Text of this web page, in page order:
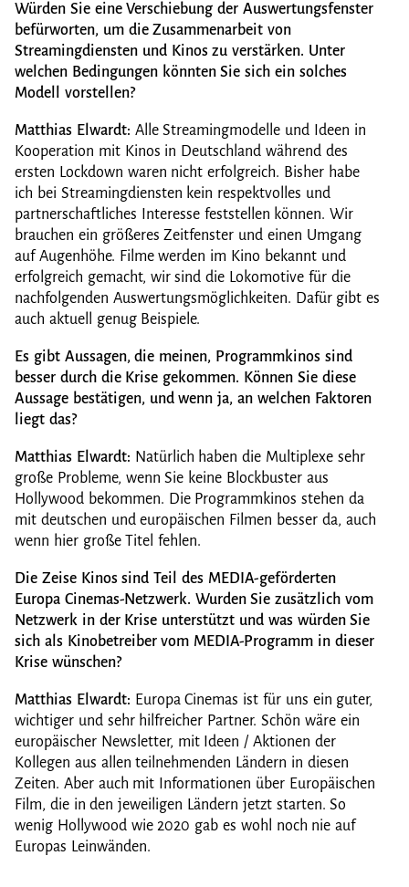
Würden Sie eine Verschiebung der Auswertungsfenster
befürworten, um die Zusammenarbeit von
Streamingdiensten und Kinos zu verstärken. Unter
welchen Bedingungen könnten Sie sich ein solches
Modell vorstellen?
Matthias Elwardt: Alle Streamingmodelle und Ideen in
Kooperation mit Kinos in Deutschland während des
ersten Lockdown waren nicht erfolgreich. Bisher habe
ich bei Streamingdiensten kein respektvolles und
partnerschaftliches Interesse feststellen können. Wir
brauchen ein größeres Zeitfenster und einen Umgang
auf Augenhöhe. Filme werden im Kino bekannt und
erfolgreich gemacht, wir sind die Lokomotive für die
nachfolgenden Auswertungsmöglichkeiten. Dafür gibt es
auch aktuell genug Beispiele.
Es gibt Aussagen, die meinen, Programmkinos sind
besser durch die Krise gekommen. Können Sie diese
Aussage bestätigen, und wenn ja, an welchen Faktoren
liegt das?
Matthias Elwardt: Natürlich haben die Multiplexe sehr
große Probleme, wenn Sie keine Blockbuster aus
Hollywood bekommen. Die Programmkinos stehen da
mit deutschen und europäischen Filmen besser da, auch
wenn hier große Titel fehlen.
Die Zeise Kinos sind Teil des MEDIA-geförderten
Europa Cinemas-Netzwerk. Wurden Sie zusätzlich vom
Netzwerk in der Krise unterstützt und was würden Sie
sich als Kinobetreiber vom MEDIA-Programm in dieser
Krise wünschen?
Matthias Elwardt: Europa Cinemas ist für uns ein guter,
wichtiger und sehr hilfreicher Partner. Schön wäre ein
europäischer Newsletter, mit Ideen / Aktionen der
Kollegen aus allen teilnehmenden Ländern in diesen
Zeiten. Aber auch mit Informationen über Europäischen
Film, die in den jeweiligen Ländern jetzt starten. So
wenig Hollywood wie 2020 gab es wohl noch nie auf
Europas Leinwänden.